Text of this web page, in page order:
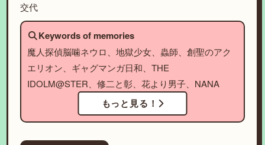
交代
Keywords of memories
魔人探偵脳噛ネウロ、地獄少女、蟲師、創聖のアク
エリオン、ギャグマンガ日和、THE
IDOLM@STER、修二と彰、花より男子、NANA
もっと見る！